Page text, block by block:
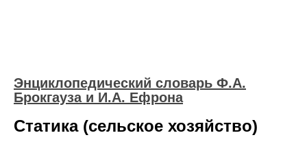
Энциклопедический словарь Ф.А.
Брокгауза и И.А. Ефрона
Статика (сельское хозяйство)